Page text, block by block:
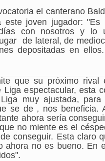
el canterano
este joven jugador:
con nosotros y lo
de lateral, de
depositadas en
que su próximo
espectacular, esta
muy ajustada,
se de , nos beneficia.
ahora sería
no miente es el
conseguir. Esta claro
ahora no es bueno. En